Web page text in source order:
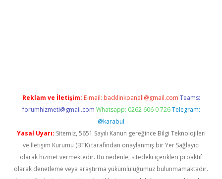
Reklam ve İletişim: E-mail: backlinkpaneli@gmail.com Teams:
forumhizmeti@gmail.com Whatsapp: 0262 606 0 726 Telegram:
@karabul
Yasal Uyarı: Sitemiz, 5651 Sayılı Kanun gereğince Bilgi Teknolojileri
ve İletişim Kurumu (BTK) tarafından onaylanmış bir Yer Sağlayıcı
olarak hizmet vermektedir. Bu nedenle, sitedeki içerikleri proaktif
olarak denetleme veya araştırma yükümlülüğümüz bulunmamaktadır.